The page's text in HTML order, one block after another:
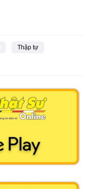
Thập tự